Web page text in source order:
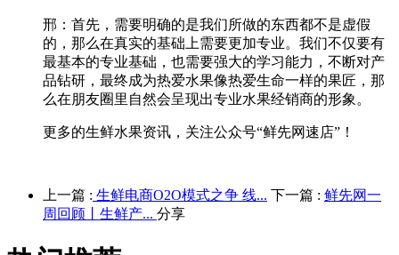
邢：首先，需要明确的是我们所做的东西都不是虚假
的，那么在真实的基础上需要更加专业。我们不仅要有
最基本的专业基础，也需要强大的学习能力，不断对产
品钻研，最终成为热爱水果像热爱生命一样的果匠，那
么在朋友圈里自然会呈现出专业水果经销商的形象。
更多的生鲜水果资讯，关注公众号“鲜先网速店”！
上一篇 : 生鲜电商O2O模式之争 线... 下一篇 : 鲜先网一
周回顾丨生鲜产... 分享